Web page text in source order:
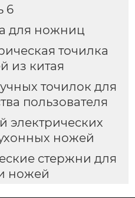
6
для ножниц
точилка
из китая
точилок для
пользователя
электрических
ножей
стержни для
ножей